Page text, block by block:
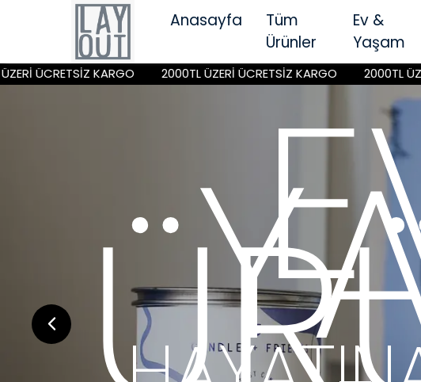
Anasayfa
Tüm
Ürünler
Ev &
Yaşam
2000TL ÜZERİ ÜCRETSİZ KARGO 2000TL ÜZERİ ÜCRETSİZ